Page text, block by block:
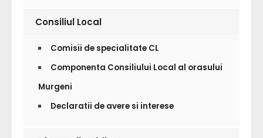
Consiliul Local
Comisii de specialitate CL
Componenta Consiliului Local al orasului
Murgeni
Declaratii de avere si interese